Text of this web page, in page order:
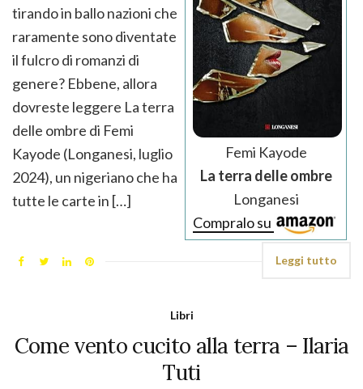
Femi Kayode
La terra delle ombre
Longanesi
Compralo su
tirando in ballo nazioni che
raramente sono diventate
il fulcro di romanzi di
genere? Ebbene, allora
dovreste leggere La terra
delle ombre di Femi
Kayode (Longanesi, luglio
2024), un nigeriano che ha
tutte le carte in […]
Leggi tutto
Libri
Come vento cucito alla terra – Ilaria
Tuti